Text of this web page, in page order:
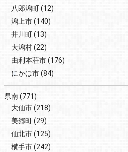
八郎潟町(12)
潟上市(140)
井川町(13)
大潟村(22)
由利本荘市(176)
にかほ市(84)
県南(771)
大仙市(218)
美郷町(29)
仙北市(125)
横手市(242)